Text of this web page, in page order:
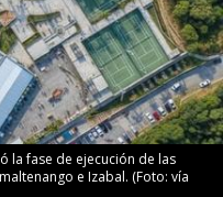
la fase de ejecución de las
e Izabal. (Foto: vía